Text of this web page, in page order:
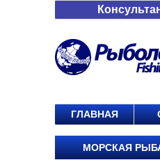
ГЛАВНАЯ
МОРСКАЯ